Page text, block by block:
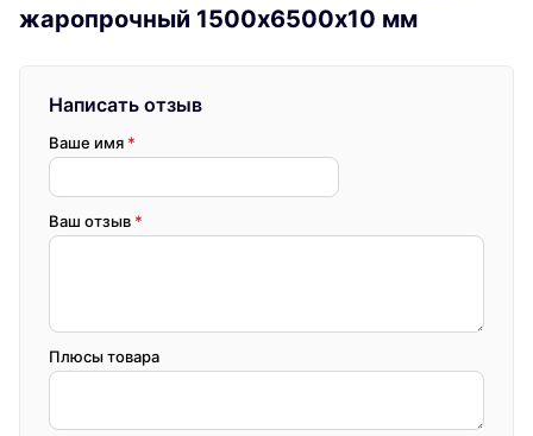
жаропрочный 1500х6500х10 мм
Написать отзыв
Ваше имя *
Ваш отзыв *
Плюсы товара